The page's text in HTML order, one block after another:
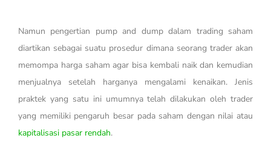
Namun pengertian pump and dump dalam trading saham
diartikan sebagai suatu prosedur dimana seorang trader akan
memompa harga saham agar bisa kembali naik dan kemudian
menjualnya setelah harganya mengalami kenaikan. Jenis
praktek yang satu ini umumnya telah dilakukan oleh trader
yang memiliki pengaruh besar pada saham dengan nilai atau
kapitalisasi pasar rendah.